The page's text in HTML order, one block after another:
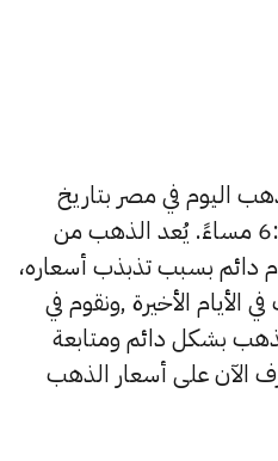
اليوم في مصر بتاريخ
الأحد 12 أبريل الساعة 6:25 مساءً. يُعد الذهب من
دائم بسبب تذبذب أسعاره،
الأخيرة ,ونقوم في
الذهب بشكل دائم ومتابعة
الآن على أسعار الذهب